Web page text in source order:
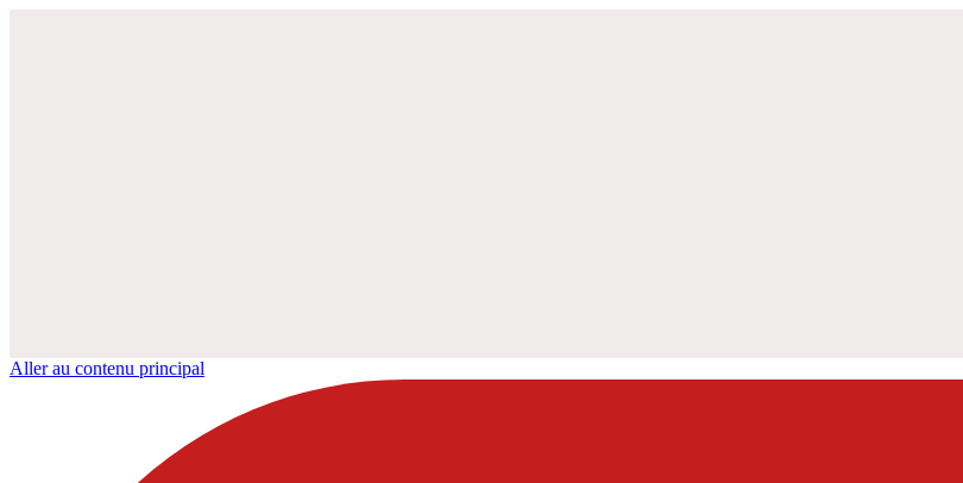
Aller au contenu principal